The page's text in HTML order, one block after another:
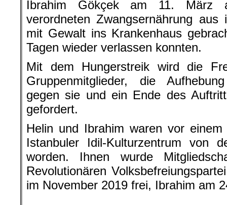
Ibrahim Gökçek am 11. März
verordneten Zwangsernährung aus
mit Gewalt ins Krankenhaus
Tagen wieder verlassen konnten.
Mit dem Hungerstreik wird die
Gruppenmitglieder, die
gegen sie und ein Ende des
gefordert.
Helin und Ibrahim waren vor
Istanbuler Idil-Kulturzentrum von
worden. Ihnen wurde
Revolutionären
im November 2019 frei, Ibrahim am